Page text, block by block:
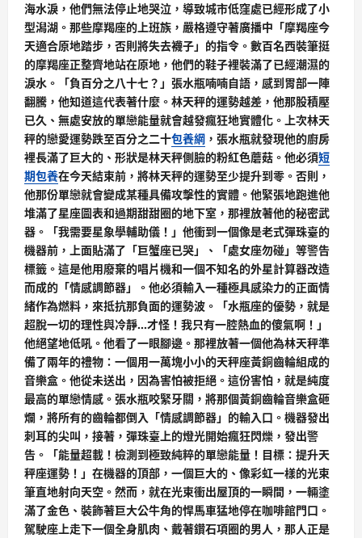
海水淚，他們無法停止地哭泣，導致城市低窪處已經形成了小
型潟湖。那些摩羯座的上班族，嚴格遵守著廣播中「摩羯座今
天適合原地踏步，否則將失去襪子」的指令。數百名西裝筆挺
的摩羯座正整齊地站在原地，他們的鞋子裡裝滿了已經潮濕的
淚水。「負百分之八十七？」張水瓶喃喃自語，感到胃部一陣
翻騰，他知道這代表著什麼。林天秤的運勢越差，他那股積壓
已久、無處安放的單戀能量就會越發瘋狂地實體化。上次林天
秤的戀愛運勢跌至百分之二十包養網 ，張水瓶就發現他的廚房
裡長滿了巨大的、形狀是林天秤側臉的粉紅色蘑菇。他必須短
期包養在今天結束前，將林天秤的運勢至少提升到零。否則，
他那份單戀就會變成某種具備攻擊性的實體。他緊張地跑進他
堆滿了星座圖表和過期甜甜圈的地下室，那裡放著他的秘密武
器。「我需要星象學輔助儀！」他衝到一個像是老式彈珠臺的
機器前，上面貼滿了「巨蟹座已哭」、「處女座勿碰」等警告
標籤。這是他用廢棄的唱片機和一個不知名的外星計算器改造
而成的「情感調節器」。他必須輸入一種極具感染力的正面情
緒作為燃料，來抵抗那負面的運勢波。「水瓶座的優勢，就是
超脫一切的理性與冷靜…才怪！我只有一腔熱血的傻氣啊！」
他絕望地低吼。他看了一眼腳邊。那裡放著一個他為林天秤準
備了兩年的禮物：一個用一萬塊小小的天秤座黃銅齒輪組成的
音樂盒。他從未送出，因為害怕被拒絕。這份害怕，就是純度
最高的單戀情感。張水瓶咬緊牙關，將那個黃銅齒輪音樂盒砸
爛，將所有的齒輪都倒入「情感調節器」的輸入口。機器發出
刺耳的尖叫，接著，彈珠臺上的燈光開始瘋狂閃爍，發出警
告。「能量超載！檢測到極致純粹的單戀能量！目標：提升天
秤座運勢！」在機器的頂部，一個巨大的、像彩虹一樣的光束
筆直地射向天空。然而，就在光束衝出屋頂的一瞬間，一輛塗
滿了金色、裝飾著巨大公牛角的悍馬車猛地停在咖啡館門口。
駕駛座上走下一個全身肌肉、戴著鑽石項圈的男人，那人正是